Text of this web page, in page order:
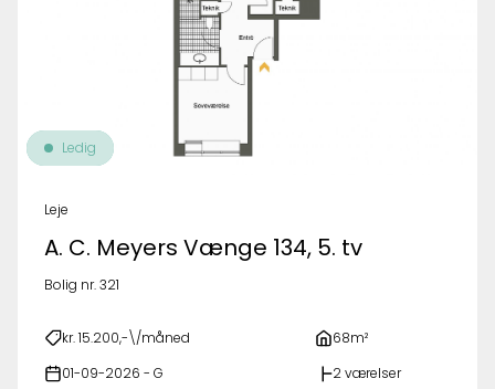
Ledig
Leje
A. C. Meyers Vænge 134, 5. tv
Bolig nr. 321
kr. 15.200,-\/måned 68m²
01-09-2026 - G 2 værelser